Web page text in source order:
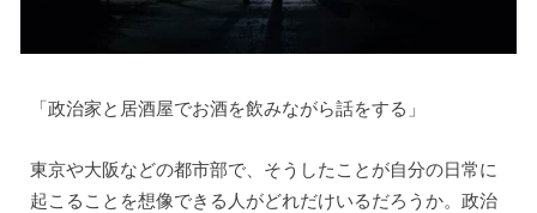
「政治家と居酒屋でお酒を飲みながら話をする」
東京や大阪などの都市部で、そうしたことが自分の日常に
起こることを想像できる人がどれだけいるだろうか。政治